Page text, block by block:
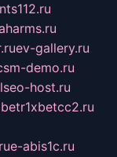
ev-gallery.ru
demo.ru
host.ru
e-abis1c.ru